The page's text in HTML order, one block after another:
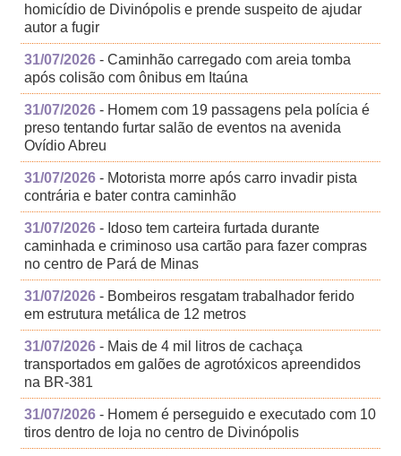
homicídio de Divinópolis e prende suspeito de ajudar
autor a fugir
31/07/2026 - Caminhão carregado com areia tomba
após colisão com ônibus em Itaúna
31/07/2026 - Homem com 19 passagens pela polícia é
preso tentando furtar salão de eventos na avenida
Ovídio Abreu
31/07/2026 - Motorista morre após carro invadir pista
contrária e bater contra caminhão
31/07/2026 - Idoso tem carteira furtada durante
caminhada e criminoso usa cartão para fazer compras
no centro de Pará de Minas
31/07/2026 - Bombeiros resgatam trabalhador ferido
em estrutura metálica de 12 metros
31/07/2026 - Mais de 4 mil litros de cachaça
transportados em galões de agrotóxicos apreendidos
na BR-381
31/07/2026 - Homem é perseguido e executado com 10
tiros dentro de loja no centro de Divinópolis